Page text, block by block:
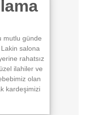
mutlu günde
salona
rahatsız
ilahiler ve
olan
kardeşimizi